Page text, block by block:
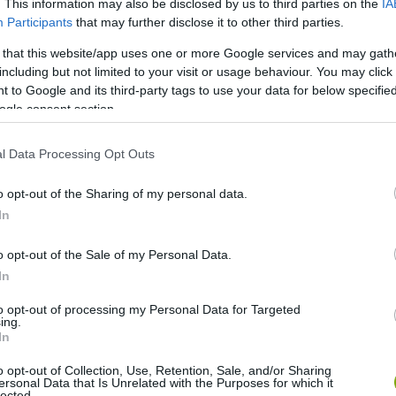
This information may also be disclosed by us to third parties on the
Participants that may further disclose it to other third parties.
that this website/app uses one or more Google services and may
but not limited to your visit or usage behaviour. You may
to Google and its third-party tags to use your data for below
consent section.
Data Processing Opt Outs
opt-out of the Sharing of my personal data.
opt-out of the Sale of my Personal Data.
opt-out of processing my Personal Data for Targeted
opt-out of Collection, Use, Retention, Sale, and/or Sharing
Data that Is Unrelated with the Purposes for which it
a befektetést, ha utána a munka jobban megy és a
mert állítólag özönlenek a hívások. Úgy tűnik, hogy